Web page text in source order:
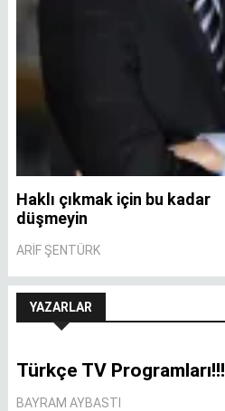
Haklı çıkmak için bu kadar
düşmeyin
ARIF ŞENTÜRK
YAZARLAR
Türkçe TV Programları!!!
BAYRAM AYBASTI